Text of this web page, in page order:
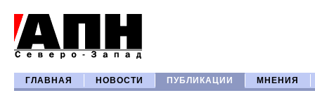
ГЛАВНАЯ НОВОСТИ ПУБЛИКАЦИИ МНЕНИЯ